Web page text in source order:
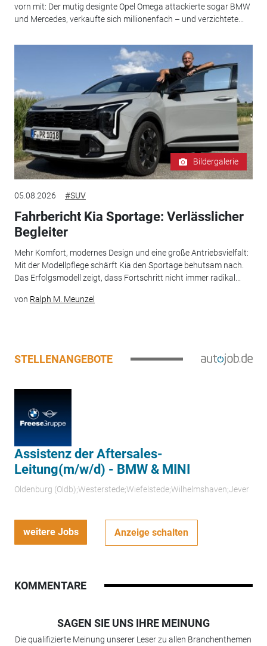
vorn mit: Der mutig designte Opel Omega attackierte sogar BMW
und Mercedes, verkaufte sich millionenfach – und verzichtete...
Bildergalerie
05.08.2026 #SUV
Fahrbericht Kia Sportage: Verlässlicher
Begleiter
Mehr Komfort, modernes Design und eine große Antriebsvielfalt:
Mit der Modellpflege schärft Kia den Sportage behutsam nach.
Das Erfolgsmodell zeigt, dass Fortschritt nicht immer radikal...
von Ralph M. Meunzel
STELLENANGEBOTE
Assistenz der Aftersales-
Leitung(m/w/d) - BMW & MINI
Oldenburg (Oldb);Westerstede;Wiefelstede;Wilhelmshaven;Jever
weitere Jobs Anzeige schalten
KOMMENTARE
SAGEN SIE UNS IHRE MEINUNG
Die qualifizierte Meinung unserer Leser zu allen Branchenthemen